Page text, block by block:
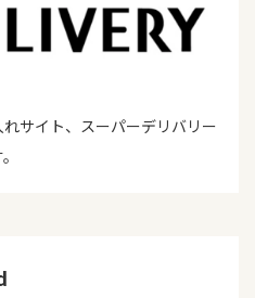
サイト、スーパーデリバリー